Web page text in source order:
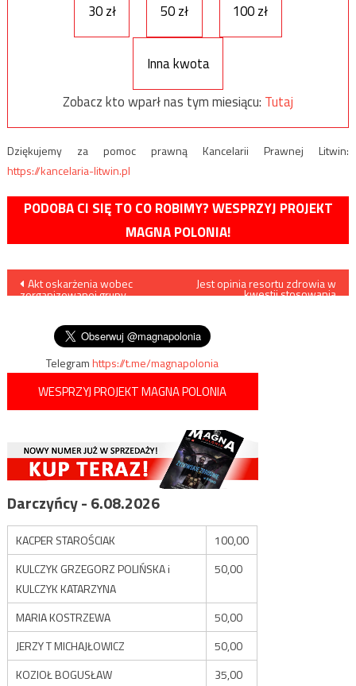
30 zł
50 zł 100 zł
Inna kwota
Zobacz kto wparł nas tym miesiącu: Tutaj
Dziękujemy za pomoc prawną Kancelarii Prawnej Litwin:
https://kancelaria-litwin.pl
PODOBA CI SIĘ TO CO ROBIMY? WESPRZYJ PROJEKT
MAGNA POLONIA!
Nawigacja
wpisu
Akt oskarżenia wobec
zorganizowanej grupy
Jest opinia resortu zdrowia w
kwestii stosowania
Telegramhttps://t.me/magnapolonia
WESPRZYJ PROJEKT MAGNA POLONIA
Darczyńcy - 6.08.2026
KACPER STAROŚCIAK
100,00
KULCZYK GRZEGORZ POLIŃSKA i
KULCZYK KATARZYNA
50,00
MARIA KOSTRZEWA
50,00
JERZY T MICHAJŁOWICZ
50,00
KOZIOŁ BOGUSŁAW
35,00